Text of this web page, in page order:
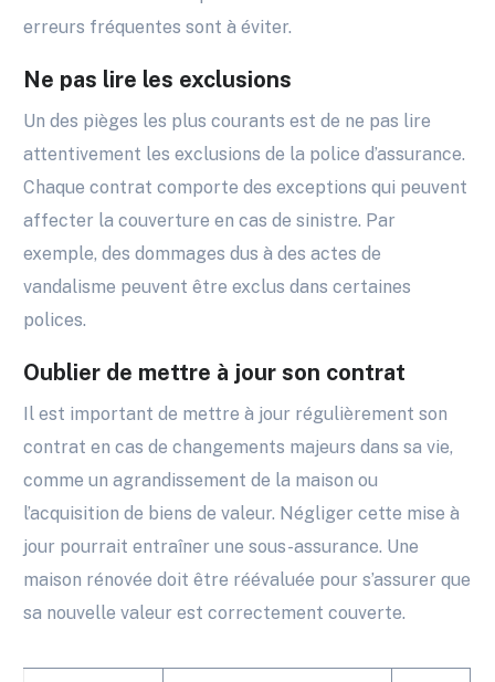
erreurs fréquentes sont à éviter.
Ne pas lire les exclusions
Un des pièges les plus courants est de ne pas lire
attentivement les exclusions de la police d’assurance.
Chaque contrat comporte des exceptions qui peuvent
affecter la couverture en cas de sinistre. Par
exemple, des dommages dus à des actes de
vandalisme peuvent être exclus dans certaines
polices.
Oublier de mettre à jour son contrat
Il est important de mettre à jour régulièrement son
contrat en cas de changements majeurs dans sa vie,
comme un agrandissement de la maison ou
l’acquisition de biens de valeur. Négliger cette mise à
jour pourrait entraîner une sous-assurance. Une
maison rénovée doit être réévaluée pour s’assurer que
sa nouvelle valeur est correctement couverte.